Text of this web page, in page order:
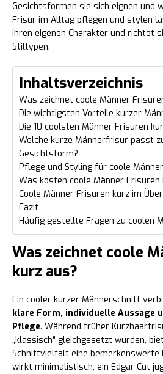
Gesichtsformen sie sich eignen und
Frisur im Alltag pflegen und stylen
ihren eigenen Charakter und richtet
Stiltypen.
Inhaltsverzeichnis
Was zeichnet coole Männer
Die wichtigsten Vorteile kurzer
Die 10 coolsten Männer Frisuren
Welche kurze Männerfrisur passt
Gesichtsform?
Pflege und Styling für coole
Was kosten coole Männer Frisuren
Coole Männer Frisuren kurz im
Fazit
Häufig gestellte Fragen zu coolen
Was zeichnet coole
kurz aus?
Ein cooler kurzer Männerschnitt
klare Form, individuelle Aussage
Pflege. Während früher
„klassisch“ gleichgesetzt wurden,
Schnittvielfalt eine bemerkenswerte
wirkt minimalistisch, ein Edgar Cut